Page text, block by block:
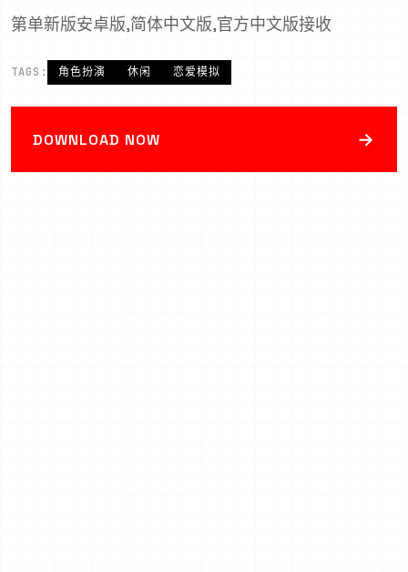
第单新版安卓版,简体中文版,官方中文版接收
TAGS: 角色扮演 休闲 恋爱模拟
DOWNLOAD NOW →